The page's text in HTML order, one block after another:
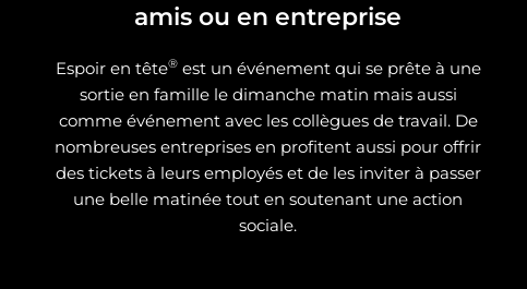
amis ou en entreprise
Espoir en tête®est un événement qui se prête à une
sortie en famille le dimanche matin mais aussi
comme événement avec les collègues de travail. De
nombreuses entreprises en profitent aussi pour offrir
des tickets à leurs employés et de les inviter à passer
une belle matinée tout en soutenant une action
sociale.